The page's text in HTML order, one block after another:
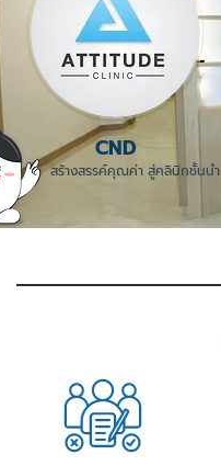
CND
สร้างสรรค์คุณค่า สู่คลินิกชั้นนำ